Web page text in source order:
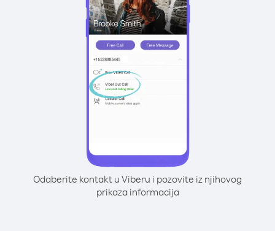
Odaberite kontakt u Viberu i pozovite iz njihovog
prikaza informacija